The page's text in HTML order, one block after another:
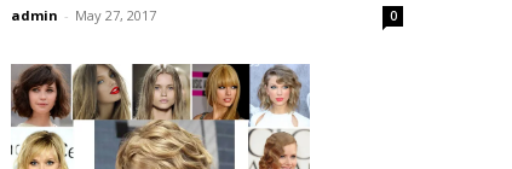
admin - May 27, 2017 0